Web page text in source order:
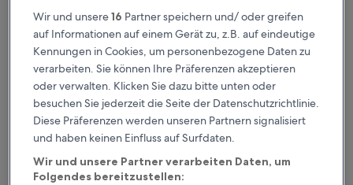
Verfügbar für iOS und Android
Wir und unsere16 Partner speichern und/ oder greifen
auf Informationen auf einem Gerät zu, z.B. auf eindeutige
Kennungen in Cookies, um personenbezogene Daten zu
verarbeiten. Sie können Ihre Präferenzen akzeptieren
oder verwalten. Klicken Sie dazu bitte unten oder
besuchen Sie jederzeit die Seite der Datenschutzrichtlinie.
Diese Präferenzen werden unseren Partnern signalisiert
und haben keinen Einfluss auf Surfdaten.
Wir und unsere Partner verarbeiten Daten, um
Folgendes bereitzustellen: